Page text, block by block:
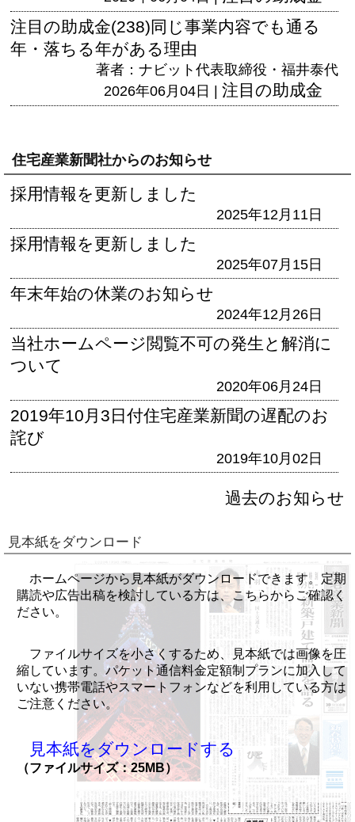
注目の助成金(238)同じ事業内容でも通る
年・落ちる年がある理由
著者：ナビット代表取締役・福井泰代
2026年06月04日 | 注目の助成金
住宅産業新聞社からのお知らせ
採用情報を更新しました
2025年12月11日
採用情報を更新しました
2025年07月15日
年末年始の休業のお知らせ
2024年12月26日
当社ホームページ閲覧不可の発生と解消に
ついて
2020年06月24日
2019年10月3日付住宅産業新聞の遅配のお
詫び
2019年10月02日
過去のお知らせ
見本紙をダウンロード
ホームページから見本紙がダウンロードできます。定期
購読や広告出稿を検討している方は、こちらからご確認く
ださい。
ファイルサイズを小さくするため、見本紙では画像を圧
縮しています。パケット通信料金定額制プランに加入して
いない携帯電話やスマートフォンなどを利用している方は
ご注意ください。
見本紙をダウンロードする
（ファイルサイズ：25MB）